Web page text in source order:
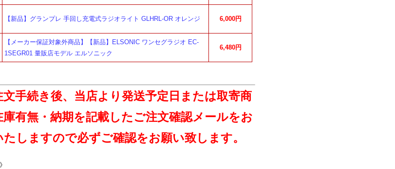
【新品】グランプレ 手回し充電式ラジオライト GLHRL-OR オレンジ 6,000円
【メーカー保証対象外商品】【新品】ELSONIC ワンセグラジオ EC-
1SEGR01 量販店モデル エルソニック
6,480円
手続き後、当店より発送予定日または取寄商
庫有無・納期を記載したご注文確認メールをお
たしますので必ずご確認をお願い致します。